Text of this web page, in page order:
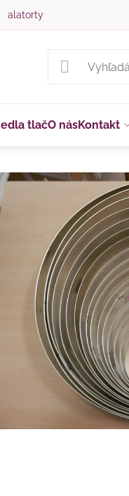
alatorty
tlačO násKontakt